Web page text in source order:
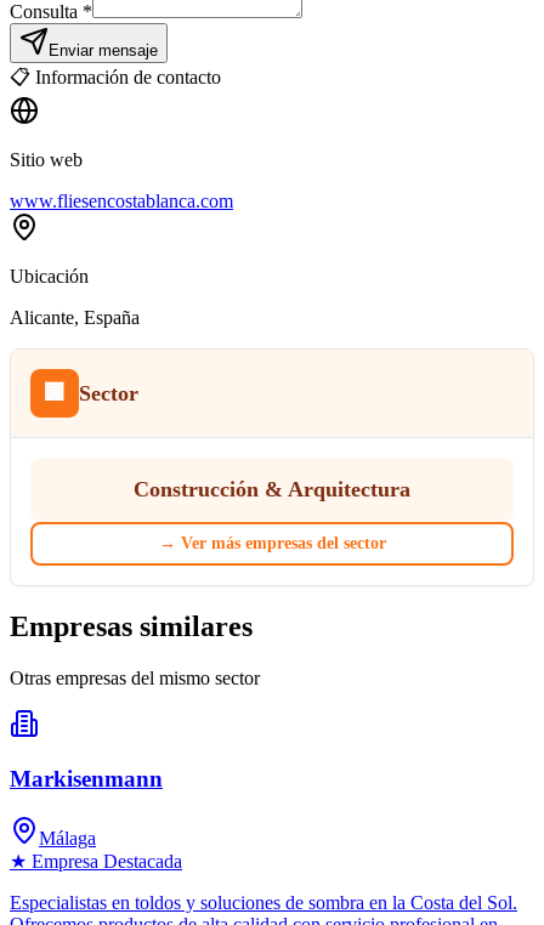
Consulta *
Enviar mensaje
📋 Información de contacto
Sitio web
www.fliesencostablanca.com
Ubicación
Alicante, España
🏢 Sector
Construcción & Arquitectura
→ Ver más empresas del sector
Empresas similares
Otras empresas del mismo sector
Markisenmann
Málaga
★ Empresa Destacada
Especialistas en toldos y soluciones de sombra en la Costa del Sol.